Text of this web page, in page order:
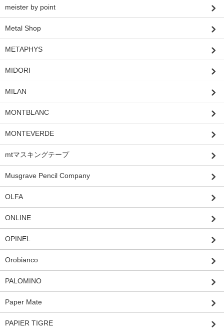
meister by point
Metal Shop
METAPHYS
MIDORI
MILAN
MONTBLANC
MONTEVERDE
mtマスキングテープ
Musgrave Pencil Company
OLFA
ONLINE
OPINEL
Orobianco
PALOMINO
Paper Mate
PAPIER TIGRE